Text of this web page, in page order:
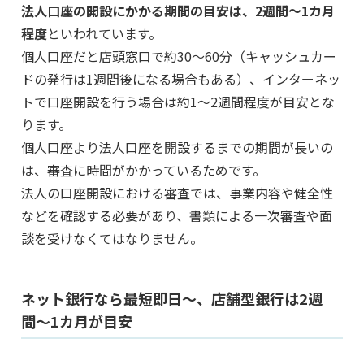
法人口座の開設にかかる期間の目安は、2週間～1カ月
程度といわれています。
個人口座だと店頭窓口で約30～60分（キャッシュカー
ドの発行は1週間後になる場合もある）、インターネッ
トで口座開設を行う場合は約1～2週間程度が目安とな
ります。
個人口座より法人口座を開設するまでの期間が長いの
は、審査に時間がかかっているためです。
法人の口座開設における審査では、事業内容や健全性
などを確認する必要があり、書類による一次審査や面
談を受けなくてはなりません。
ネット銀行なら最短即日〜、店舗型銀行は2週
間〜1カ月が目安